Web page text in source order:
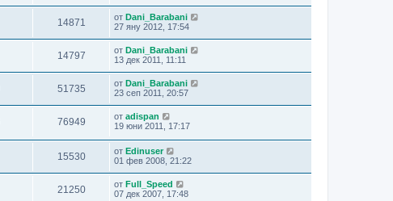
14871 от Dani_Barabani
27 яну 2012, 17:54
14797 от Dani_Barabani
13 дек 2011, 11:11
51735 от Dani_Barabani
23 сеп 2011, 20:57
76949 от adispan
19 юни 2011, 17:17
15530 от Edinuser
01 фев 2008, 21:22
21250 от Full_Speed
07 дек 2007, 17:48